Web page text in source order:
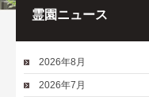
霊園ニュース
2026年8月
2026年7月